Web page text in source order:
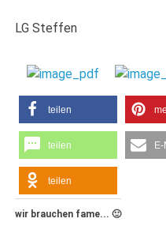
LG Steffen
teilen
teilen E-
teilen
wir brauchen fame... 🙂